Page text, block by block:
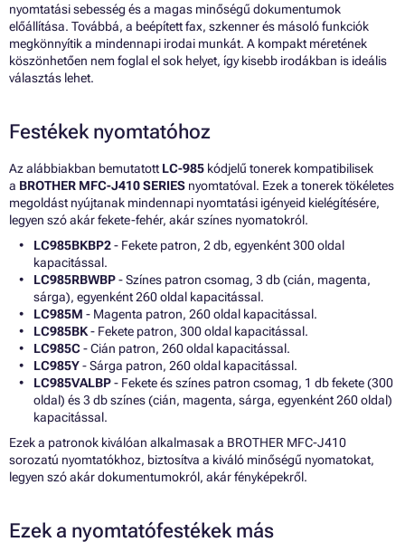
nyomtatási sebesség és a magas minőségű dokumentumok
előállítása. Továbbá, a beépített fax, szkenner és másoló funkciók
megkönnyítik a mindennapi irodai munkát. A kompakt méretének
köszönhetően nem foglal el sok helyet, így kisebb irodákban is ideális
választás lehet.
Festékek nyomtatóhoz
Az alábbiakban bemutatott LC-985 kódjelű tonerek kompatibilisek
a BROTHER MFC-J410 SERIES nyomtatóval. Ezek a tonerek tökéletes
megoldást nyújtanak mindennapi nyomtatási igényeid kielégítésére,
legyen szó akár fekete-fehér, akár színes nyomatokról.
LC985BKBP2- Fekete patron, 2 db, egyenként 300 oldal
kapacitással.
LC985RBWBP- Színes patron csomag, 3 db (cián, magenta,
sárga), egyenként 260 oldal kapacitással.
LC985M - Magenta patron, 260 oldal kapacitással.
LC985BK- Fekete patron, 300 oldal kapacitással.
LC985C - Cián patron, 260 oldal kapacitással.
LC985Y- Sárga patron, 260 oldal kapacitással.
LC985VALBP- Fekete és színes patron csomag, 1 db fekete (300
oldal) és 3 db színes (cián, magenta, sárga, egyenként 260 oldal)
kapacitással.
Ezek a patronok kiválóan alkalmasak a BROTHER MFC-J410
sorozatú nyomtatókhoz, biztosítva a kiváló minőségű nyomatokat,
legyen szó akár dokumentumokról, akár fényképekről.
Ezek a nyomtatófestékek más